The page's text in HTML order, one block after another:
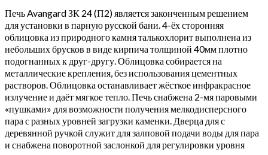
Печь Avangard ЗК 24 (П2) является законченным решением
для установки в парную русской бани. 4-ёх сторонняя
облицовка из природного камня талькохлорит выполнена из
небольших брусков в виде кирпича толщиной 40мм плотно
подогнанных к друг-другу. Облицовка собирается на
металлические крепления, без использования цементных
растворов. Облицовка останавливает жёсткое инфракрасное
излучение и даёт мягкое тепло. Печь снабжена 2-мя паровыми
«пушками» для возможности получения мелкодисперсного
пара с разных уровней загрузки каменки. Дверца для с
деревянной ручкой служит для залповой подачи воды для пара
и снабжена поворотной заслонкой для регулировки уровня